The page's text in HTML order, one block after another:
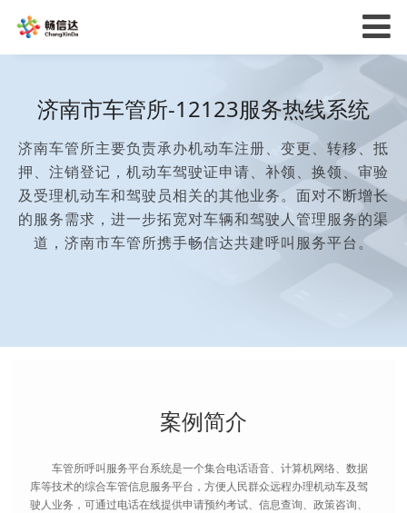
济南市车管所-12123服务热线系统
济南车管所主要负责承办机动车注册、变更、转移、抵
押、注销登记，机动车驾驶证申请、补领、换领、审验
及受理机动车和驾驶员相关的其他业务。面对不断增长
的服务需求，进一步拓宽对车辆和驾驶人管理服务的渠
道，济南市车管所携手畅信达共建呼叫服务平台。
案例简介
车管所呼叫服务平台系统是一个集合电话语音、计算机网络、数据
库等技术的综合车管信息服务平台，方便人民群众远程办理机动车及驾
驶人业务，可通过电话在线提供申请预约考试、信息查询、政策咨询、